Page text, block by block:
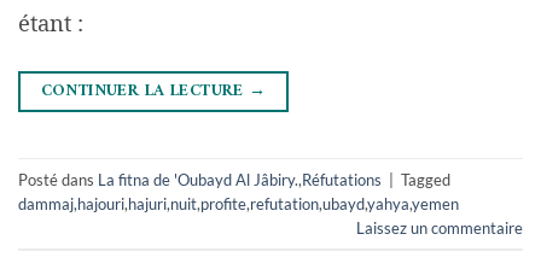
étant :
CONTINUER LA LECTURE →
Posté dans La fitna de 'Oubayd Al Jâbiry.,Réfutations
Tagged
dammaj,hajouri,hajuri,nuit,profite,refutation,ubayd,yahya,yemen
Laissez un commentaire